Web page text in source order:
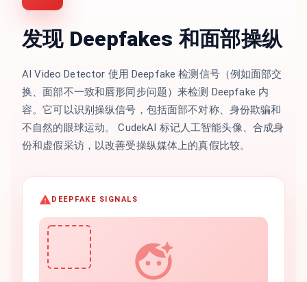
DEEPFAKE SIGNALS
发现 Deepfakes 和面部操纵
AI Video Detector 使用 Deepfake 检测信号（例如面部交
换、面部不一致和唇形同步问题）来检测 Deepfake 内
容。它可以识别操纵信号，包括面部不对称、身份欺骗和
不自然的眼球运动。 CudekAI 标记人工智能头像、合成身
份和虚假采访，以改善受操纵媒体上的真假比较。